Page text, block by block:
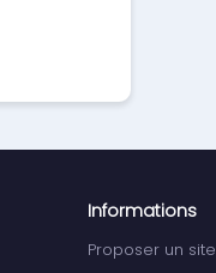
Informations
Proposer un site